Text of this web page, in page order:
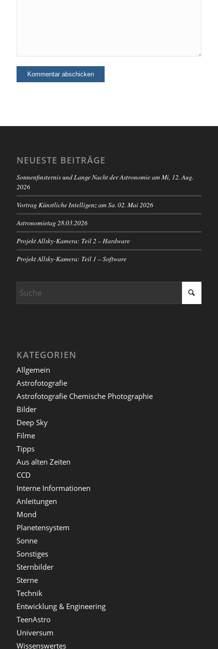
NEUESTE BEITRÄGE
Sonnenfinsternis und Lange Nacht der Astronomie am Mi, 12. Aug.
2026
Vortrag Künstliche Intelligenz am Sa. 02. Mai 2026
Astronomietag 28.03.2026
Projekt Allsky-Kamera: Teil 2 – Hardware
Projekt Allsky-Kamera: Teil 1 – Software
KATEGORIEN
Allgemein
Astrofotografie
Astrofotografie Chemische Photographie
Bilder
Deep Sky
Filme
Tipps
Aus alten Zeiten
CCD
Interne Informationen
Anleitungen
Mond
Planetensystem
Sonne
Sonstiges
Sternbilder
Sterne
Technik
Entwicklung & Engineering
TeenAstro
Universum
Wissenswertes